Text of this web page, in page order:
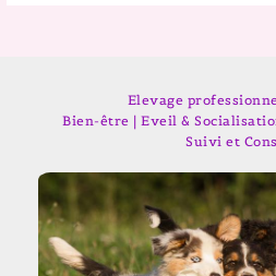
Elevage
Bien-être | Eveil &
Suivi et